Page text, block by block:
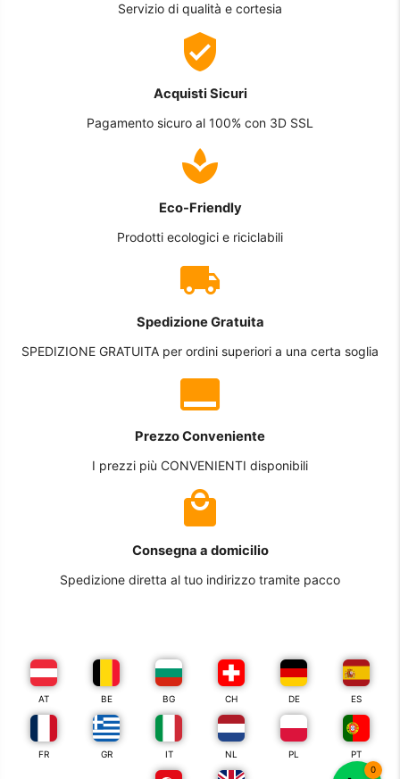
0
Servizio di qualità e cortesia
Acquisti Sicuri
Pagamento sicuro al 100% con 3D SSL
Eco-Friendly
Prodotti ecologici e riciclabili
Spedizione Gratuita
SPEDIZIONE GRATUITA per ordini superiori a una certa soglia
Prezzo Conveniente
I prezzi più CONVENIENTI disponibili
Consegna a domicilio
Spedizione diretta al tuo indirizzo tramite pacco
AT BE BG CH DE ES
FR GR IT NL PL PT